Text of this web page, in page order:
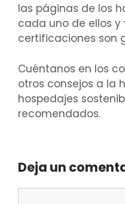
las páginas de los
cada uno de ellos y
certificaciones son
Cuéntanos en los
otros consejos a la
hospedajes
recomendados.
Deja un